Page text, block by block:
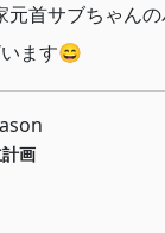
元首サブちゃん
ます😄
画